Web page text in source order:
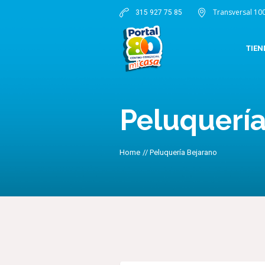
315 927 75 85 Transversal
Home // Peluquería Bejarano